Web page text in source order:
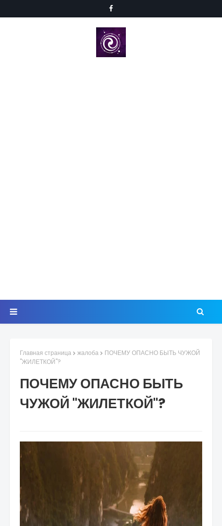
Главная страница жалоба
ПОЧЕМУ ОПАСНО БЫТЬ ЧУЖОЙ
"ЖИЛЕТКОЙ"?
ПОЧЕМУ ОПАСНО БЫТЬ
ЧУЖОЙ "ЖИЛЕТКОЙ"?